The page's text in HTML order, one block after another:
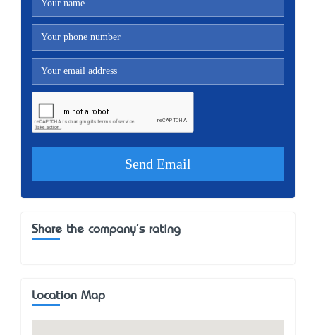
Share the company's rating
Location Map